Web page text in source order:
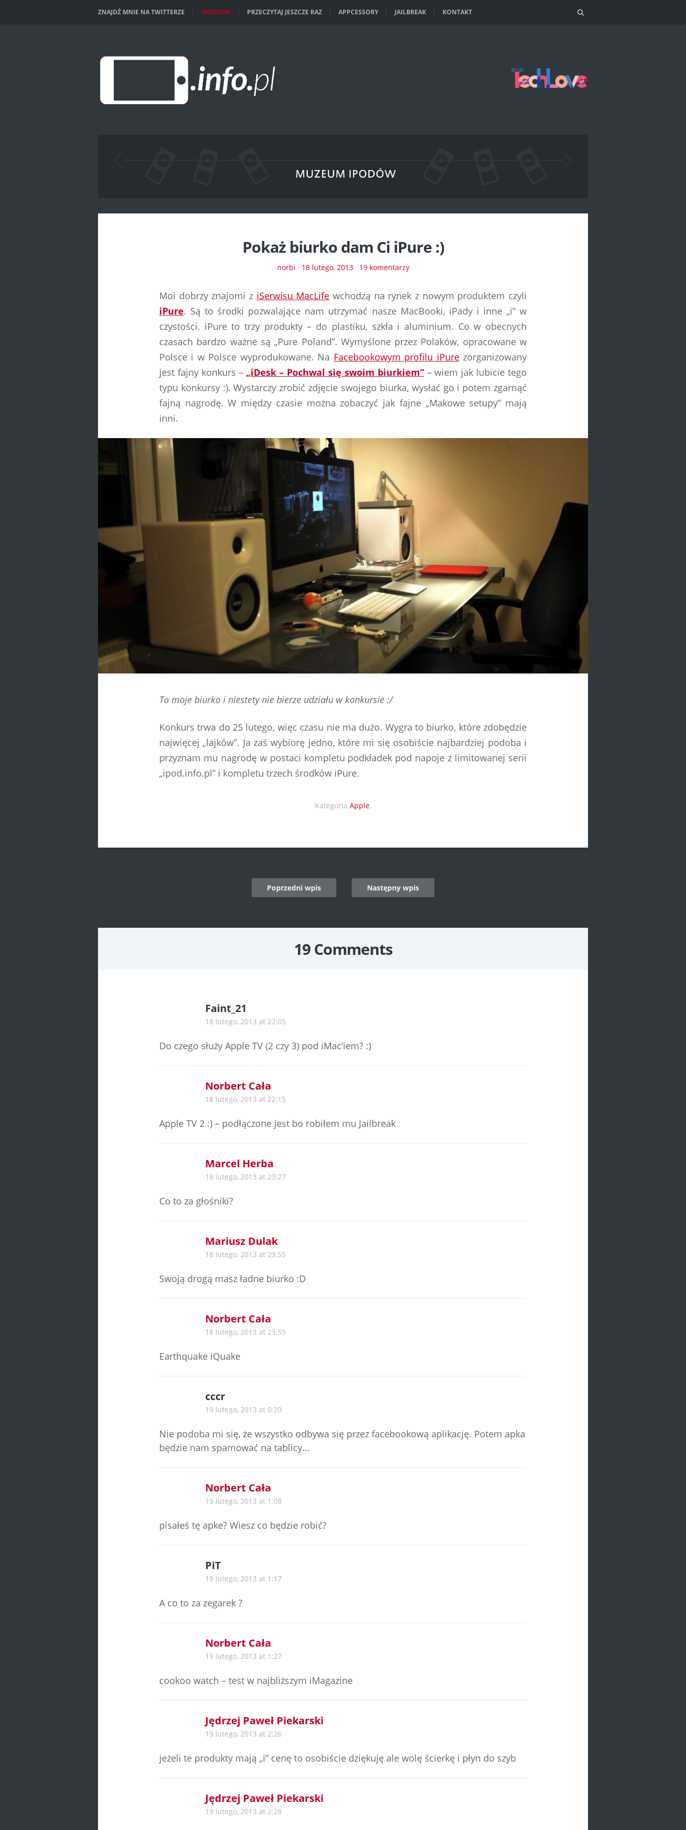
ZNAJDŹ MNIE NA TWITTERZE IMUZEUM PRZECZYTAJ JESZCZE RAZ APPCESSORY JAILBREAK KONTAKT
Pokaż biurko dam Ci iPure :)
norbi · 18 lutego, 2013· 19 komentarzy
Moi dobrzy znajomi z iSerwisu MacLife wchodzą na rynek z nowym produktem czyli
iPure. Są to środki pozwalające nam utrzymać nasze MacBooki, iPady i inne „i” w
czystości. iPure to trzy produkty – do plastiku, szkła i aluminium. Co w obecnych
czasach bardzo ważne są „Pure Poland”. Wymyślone przez Polaków, opracowane w
Polsce i w Polsce wyprodukowane. Na Facebookowym profilu iPurezorganizowany
jest fajny konkurs – „iDesk – Pochwal się swoim biurkiem”– wiem jak lubicie tego
typu konkursy :). Wystarczy zrobić zdjęcie swojego biurka, wysłać go i potem zgarnąć
fajną nagrodę. W między czasie można zobaczyć jak fajne „Makowe setupy” mają
inni.
To moje biurko i niestety nie bierze udziału w konkursie :/
Konkurs trwa do 25 lutego, więc czasu nie ma dużo. Wygra to biurko, które zdobędzie
najwięcej „lajków”. Ja zaś wybiorę jedno, które mi się osobiście najbardziej podoba i
przyznam mu nagrodę w postaci kompletu podkładek pod napoje z limitowanej serii
„ipod.info.pl” i kompletu trzech środków iPure.
Kategoria Apple.
Poprzedni wpis Następny wpis
19 Comments
Faint_21
18 lutego, 2013 at 22:05
Do czego służy Apple TV (2 czy 3) pod iMac’iem? :)
Norbert Cała
18 lutego, 2013 at 22:15
Apple TV 2 :) – podłączone jest bo robiłem mu Jailbreak
Marcel Herba
18 lutego, 2013 at 23:27
Co to za głośniki?
Mariusz Dulak
18 lutego, 2013 at 23:55
Swoją drogą masz ładne biurko :D
Norbert Cała
18 lutego, 2013 at 23:59
Earthquake iQuake
cccr
19 lutego, 2013 at 0:20
Nie podoba mi się, że wszystko odbywa się przez facebookową aplikację. Potem apka
będzie nam spamować na tablicy…
Norbert Cała
19 lutego, 2013 at 1:08
pisałeś tę apke? Wiesz co będzie robić?
PiT
19 lutego, 2013 at 1:17
A co to za zegarek ?
Norbert Cała
19 lutego, 2013 at 1:27
cookoo watch – test w najbliższym iMagazine
Jędrzej Paweł Piekarski
19 lutego, 2013 at 2:26
jeżeli te produkty mają „i” cenę to osobiście dziękuję ale wolę ścierkę i płyn do szyb
Jędrzej Paweł Piekarski
19 lutego, 2013 at 2:28